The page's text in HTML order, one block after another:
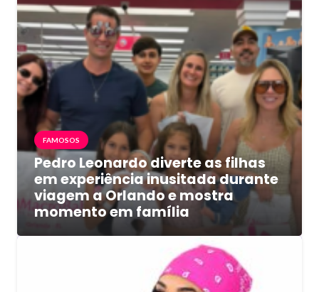
FAMOSOS
Pedro Leonardo diverte as filhas
em experiência inusitada durante
viagem a Orlando e mostra
momento em família